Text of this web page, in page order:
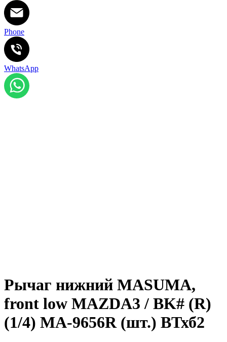
Phone
WhatsApp
Рычаг нижний MASUMA,
front low MAZDA3 / BK# (R)
(1/4) MA-9656R (шт.) ВТхб2